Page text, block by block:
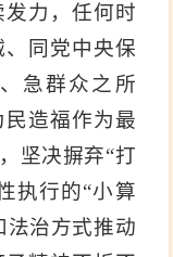
力，任何时
同党中央保
急群众之所
造福作为最
坚决摒弃“打
执行的“小算
法治方式推动